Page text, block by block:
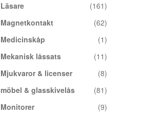
Läsare
(161)
Magnetkontakt
(62)
Medicinskåp
(1)
Mekanisk låssats
(11)
Mjukvaror & licenser
(8)
möbel & glasskivelås
(81)
Monitorer
(9)